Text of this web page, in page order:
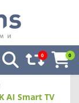
0 0
AI Smart TV